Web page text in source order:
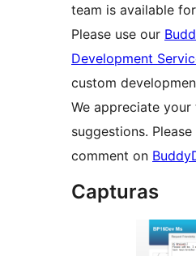
team is available
Please use our
Development
custom
We appreciate your
suggestions. Please
comment on
Capturas